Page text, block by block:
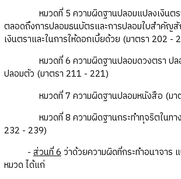
หมวดที่ 5 ความผิดฐานปลอมแปลงเงินตรา
ตลอดถึงการปลอมธนบัตรและการปลอมใบสำคัญ
เงินตราและในการให้ดอกเบี้ยด้วย (มาตรา 202 -
หมวดที่ 6 ความผิดฐานปลอมดวงตรา ปลอ
ปลอมตัว (มาตรา 211 - 221)
หมวดที่ 7 ความผิดฐานปลอมหนังสือ (มาต
หมวดที่ 8 ความผิดฐานกระทำทุจริตในทาง
232 - 239)
-ส่วนที่ 6ว่าด้วยความผิดที่กระทำอนาจาร
หมวด ได้แก่